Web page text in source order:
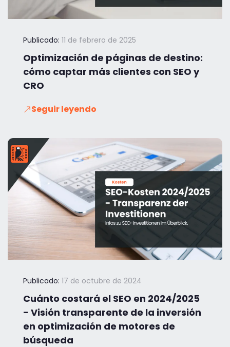
Publicado: 11 de febrero de 2025
Optimización de páginas de destino:
cómo captar más clientes con SEO y
CRO
Seguir leyendo
Publicado: 17 de octubre de 2024
Cuánto costará el SEO en 2024/2025
- Visión transparente de la inversión
en optimización de motores de
búsqueda